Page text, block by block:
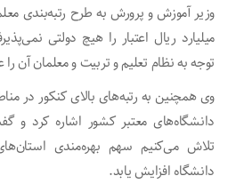
میلیارد ریال اعتبار را هیچ دولتی
توجه به نظام تعلیم و تربیت و معلمان آن را
وی همچنین به رتبه‌های بالای کنکور در
دانشگاه‌های معتبر کشور اشاره کرد و
تلاش می‌کنیم سهم بهره‌مندی
دانشگاه افزایش یابد.